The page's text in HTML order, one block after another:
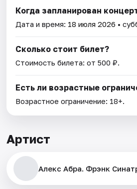
Когда запланирован
Дата и время: 18 июля 2026 •
Сколько стоит билет?
Стоимость билета: от 500 ₽.
Есть ли возрастные
Возрастное ограничение: 18+.
Артист
Алекс Абра. Фрэнк